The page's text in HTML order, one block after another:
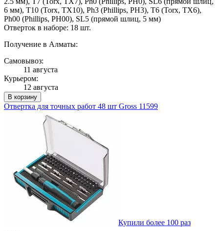
6 мм), T10 (Torx, TX10), Ph3 (Phillips, PH3), T6 (Torx, TX6),
Ph00 (Phillips, PH00), SL5 (прямой шлиц, 5 мм)
Отверток в наборе: 18 шт.
Получение в Алматы:
Самовывоз:
11 августа
Курьером:
12 августа
В корзину
Отвертка для точных работ 48 шт Gross 11599
Купили более 100 раз